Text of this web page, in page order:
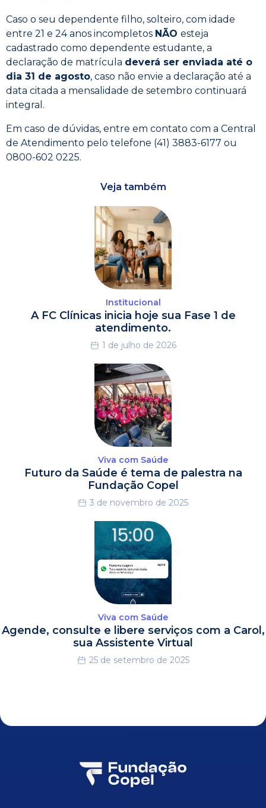
Caso o seu dependente filho, solteiro, com idade
entre 21 e 24 anos incompletos NÃO esteja
cadastrado como dependente estudante, a
declaração de matrícula deverá ser enviada até o
dia 31 de agosto, caso não envie a declaração até a
data citada a mensalidade de setembro continuará
integral.
Em caso de dúvidas, entre em contato com a Central
de Atendimento pelo telefone (41) 3883-6177 ou
0800-602 0225.
Veja também
Institucional
A FC Clínicas inicia hoje sua Fase 1 de
atendimento.
1 de julho de 2026
Viva com Saúde
Futuro da Saúde é tema de palestra na
Fundação Copel
3 de novembro de 2025
Viva com Saúde
Agende, consulte e libere serviços com a Carol,
sua Assistente Virtual
25 de setembro de 2025